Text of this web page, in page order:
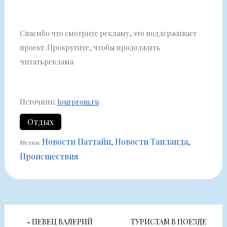
Спасибо что смотрите рекламу, это поддерживает
проект. Прокрутите, чтобы продолжить
читатьреклама
Источник: tourprom.ru
Отдых
Метки: Новости Паттайи Новости Таиланда
Происшествия
Навигация
ПЕВЕЦ ВАЛЕРИЙ ТУРИСТАМ В ПОЕЗДЕ